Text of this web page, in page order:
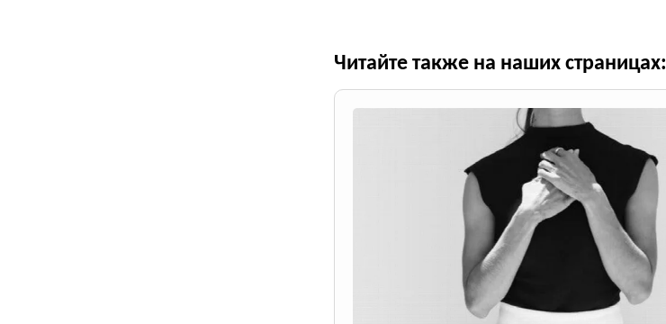
Читайте также на наших страницах: